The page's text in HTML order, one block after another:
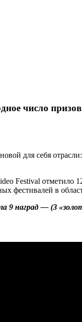
число
для себя
Festival отметило
фестивалей в
наград — (3